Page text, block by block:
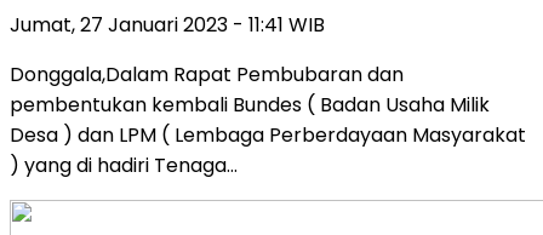
Jumat, 27 Januari 2023 - 11:41 WIB
Donggala,Dalam Rapat Pembubaran dan
pembentukan kembali Bundes ( Badan Usaha Milik
Desa ) dan LPM ( Lembaga Perberdayaan Masyarakat
) yang di hadiri Tenaga…